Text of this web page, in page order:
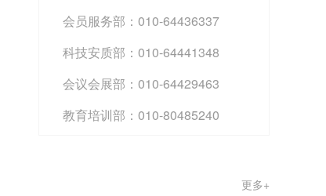
会员服务部：010-64436337
科技安质部：010-64441348
会议会展部：010-64429463
教育培训部：010-80485240
更多+